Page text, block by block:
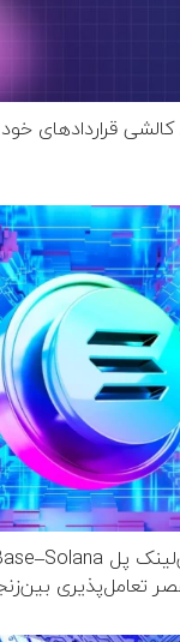
قراردادهای
تعامل‌پذیری